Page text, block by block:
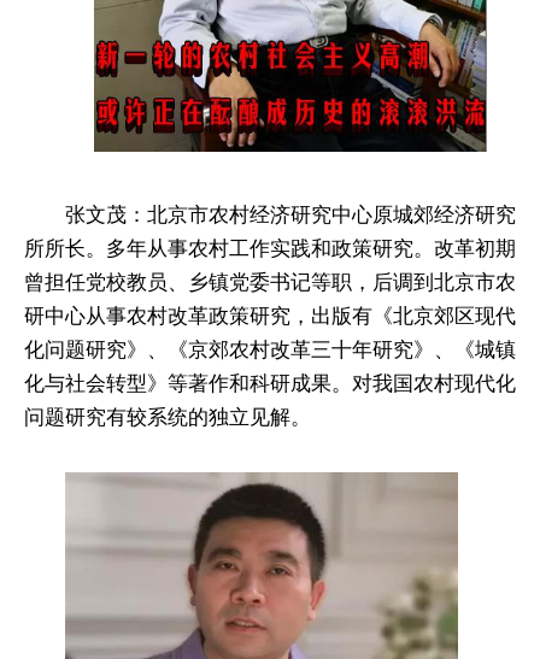
张文茂：北京市农村经济研究中心原城郊经济研究
所所长。多年从事农村工作实践和政策研究。改革初期
曾担任党校教员、乡镇党委书记等职，后调到北京市农
研中心从事农村改革政策研究，出版有《北京郊区现代
化问题研究》、《京郊农村改革三十年研究》、《城镇
化与社会转型》等著作和科研成果。对我国农村现代化
问题研究有较系统的独立见解。